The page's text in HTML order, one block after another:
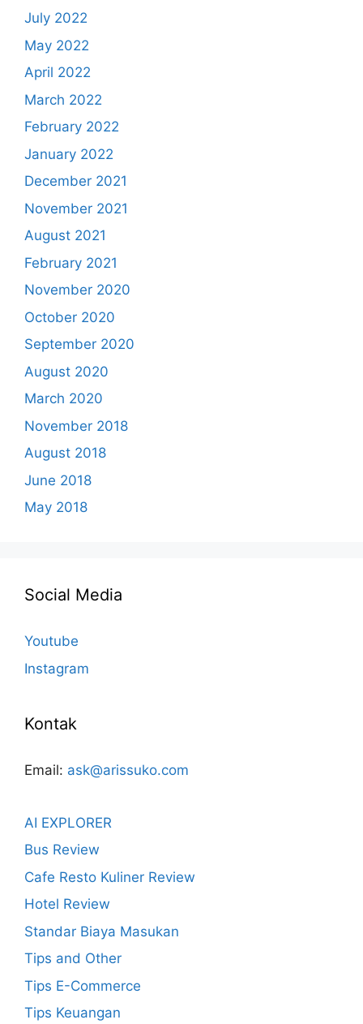
July 2022
May 2022
April 2022
March 2022
February 2022
January 2022
December 2021
November 2021
August 2021
February 2021
November 2020
October 2020
September 2020
August 2020
March 2020
November 2018
August 2018
June 2018
May 2018
Social Media
Youtube
Instagram
Kontak
Email: ask@arissuko.com
AI EXPLORER
Bus Review
Cafe Resto Kuliner Review
Hotel Review
Standar Biaya Masukan
Tips and Other
Tips E-Commerce
Tips Keuangan